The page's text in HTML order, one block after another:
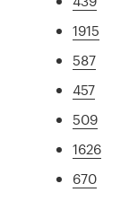
1915
587
457
509
1626
670